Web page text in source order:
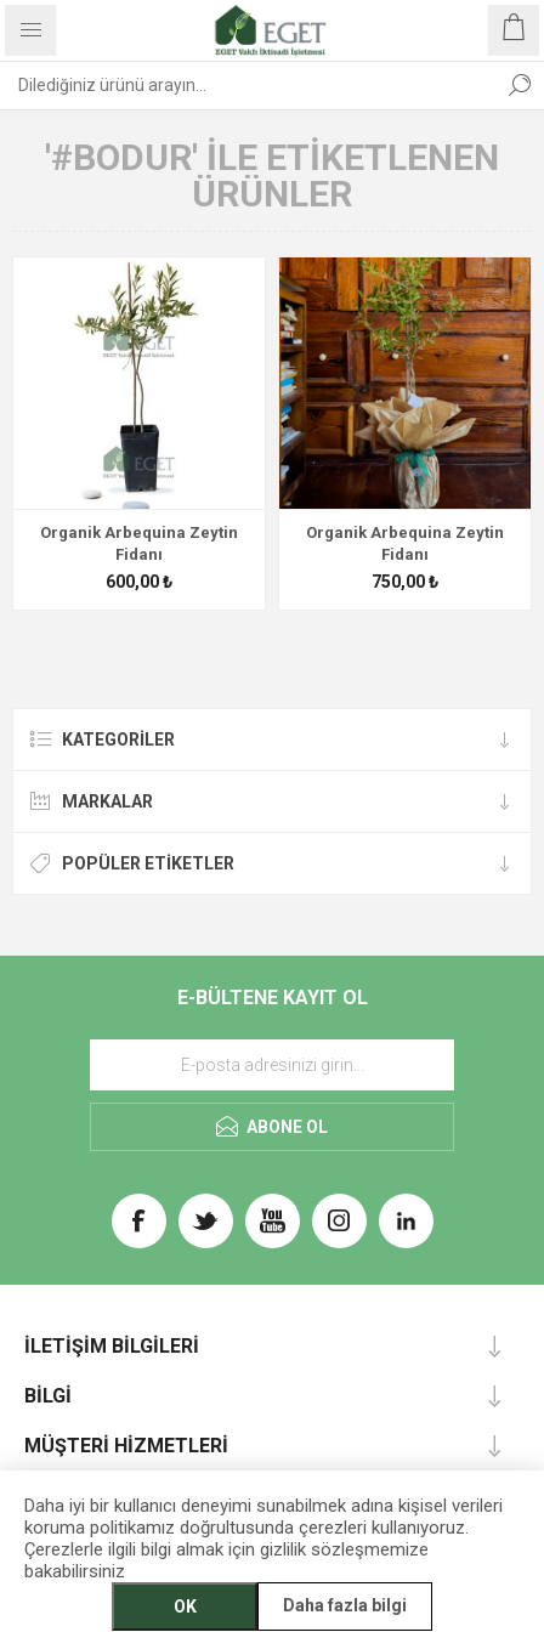
'#BODUR' ILE ETIKETLENEN
ÜRÜNLER
Organik Arbequina Zeytin
Fidanı
600,00 ₺
Organik Arbequina Zeytin
Fidanı
750,00 ₺
KATEGORİLER
MARKALAR
POPÜLER ETIKETLER
E-BÜLTENE KAYIT OL
ABONE OL
İLETIŞIM BILGILERI
BILGI
MÜŞTERI HIZMETLERI
HESABIM
Designed by
darts
EGET Vakfı İktisadi İşletmesi © 2026 Tüm Hakları Saklıdır.
Daha iyi bir kullanıcı deneyimi sunabilmek adına kişisel verileri
koruma politikamız doğrultusunda çerezleri kullanıyoruz.
Çerezlerle ilgili bilgi almak için gizlilik sözleşmemize
bakabilirsiniz
OK Daha fazla bilgi